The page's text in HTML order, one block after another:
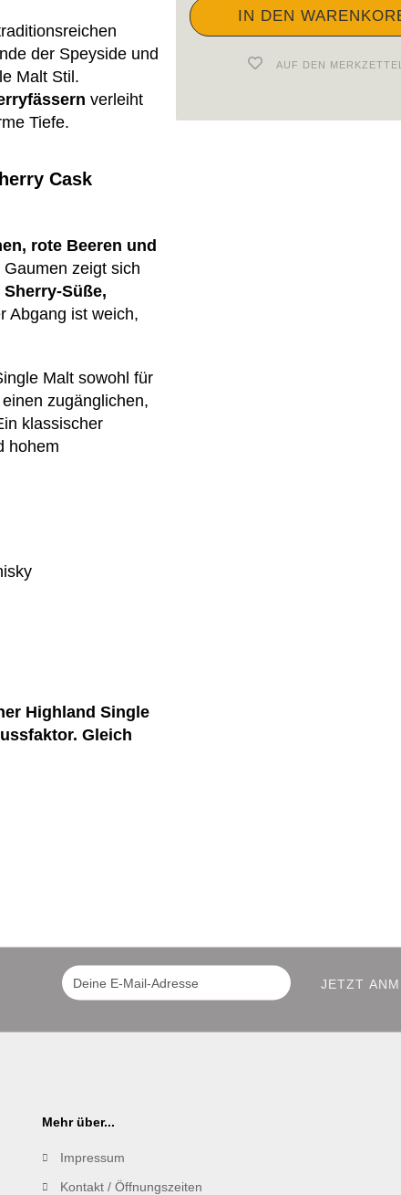
AUF DEN MERKZETTEL
der Speyside und
Malt Stil.
verleiht
Tiefe.
Cask
rote Beeren und
zeigt sich
Sherry-Süße,
Abgang ist weich,
Malt sowohl für
zugänglichen,
klassischer
hohem
Highland Single
Gleich
Mehr über...
Impressum
Kontakt / Öffnungszeiten